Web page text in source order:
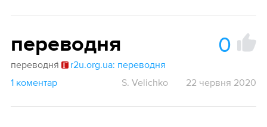
переводня 0
переводня́
r2u.org.ua: переводня
1 коментар
S. Velichko 22 червня 2020